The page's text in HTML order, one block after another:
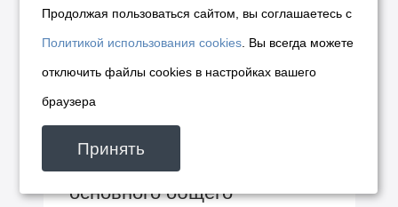
из одного образовательного
учреждения или
учреждения социального
обслуживания населения
в другое, изменение формы
обучения до получения ими
основного общего
Продолжая пользоваться сайтом, вы соглашаетесь с
Политикой использования cookies . Вы всегда можете
отключить файлы cookies в настройках вашего
браузера
Принять